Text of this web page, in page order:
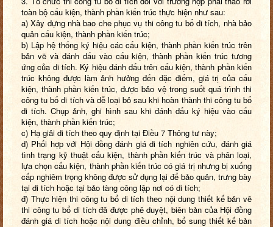
toàn bộ cấu kiện, thành phần kiến trúc thực hiện như sau:
a) Xây dựng nhà bao che phục vụ thi công tu bổ di tích, nhà bảo
quản cấu kiện, thành phần kiến trúc;
b) Lập hệ thống ký hiệu các cấu kiện, thành phần kiến trúc trên
bản vẽ và đánh dấu vào cấu kiện, thành phần kiến trúc tương
ứng của di tích. Ký hiệu đánh dấu trên cấu kiện, thành phần kiến
trúc không được làm ảnh hưởng đến đặc điểm, giá trị của cấu
kiện, thành phần kiến trúc, được bảo vệ trong suốt quá trình thi
công tu bổ di tích và dễ loại bỏ sau khi hoàn thành thi công tu bổ
di tích. Chụp ảnh, ghi hình sau khi đánh dấu ký hiệu vào cấu
kiện, thành phần kiến trúc;
c) Hạ giải di tích theo quy định tại Điều 7 Thông tư này;
d) Phối hợp với Hội đồng đánh giá di tích nghiên cứu, đánh giá
tình trạng kỹ thuật cấu kiện, thành phần kiến trúc và phân loại,
lựa chọn cấu kiện, thành phần kiến trúc có giá trị nhưng bị xuống
cấp nghiêm trọng không được sử dụng lại để bảo quản, trưng bày
tại di tích hoặc tại bảo tàng công lập nơi có di tích;
đ) Thực hiện thi công tu bổ di tích theo nội dung thiết kế bản vẽ
thi công tu bổ di tích đã được phê duyệt, biên bản của Hội đồng
đánh giá di tích hoặc nội dung điều chỉnh, bổ sung thiết kế bản